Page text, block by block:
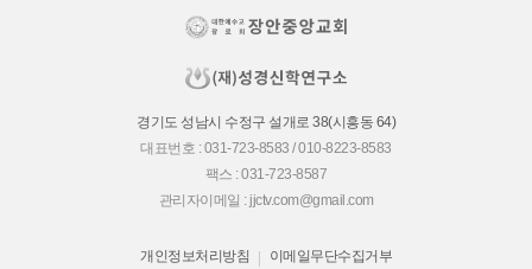
경기도 성남시 수정구 설개로 38(시흥동 64)
대표번호 : 031-723-8583 / 010-8223-8583
팩스 : 031-723-8587
관리자이메일 : jjctv.com@gmail.com
개인정보처리방침 이메일무단수집거부